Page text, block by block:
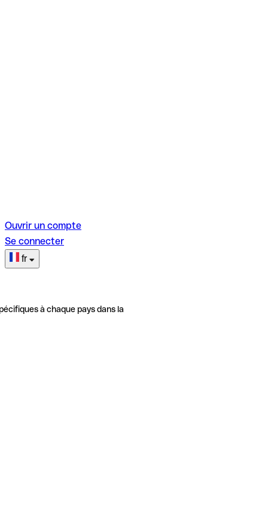
Ouvrir un compte
Se connecter
fr
à chaque pays dans la